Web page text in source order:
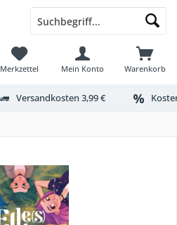
Warenkorb
Merkzettel Mein Konto
Versandkosten 3,99 €